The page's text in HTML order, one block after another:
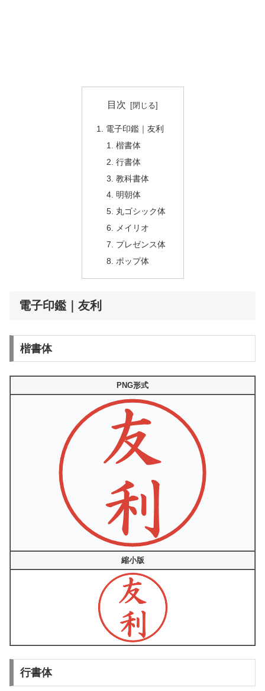
目次
電子印鑑｜友利
楷書体
行書体
教科書体
明朝体
丸ゴシック体
メイリオ
プレゼンス体
ポップ体
電子印鑑｜友利
楷書体
PNG形式
縮小版
行書体